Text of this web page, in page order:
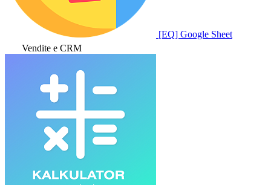
[EQ] Google Sheet
Vendite e CRM